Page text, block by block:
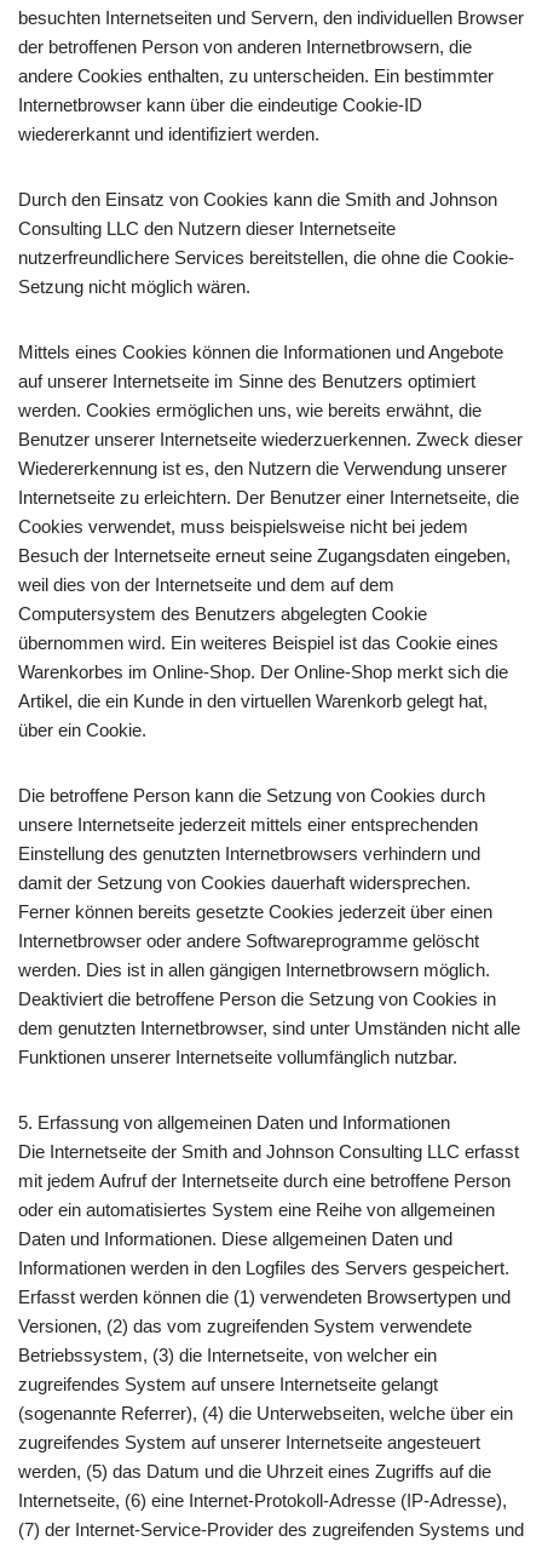
besuchten Internetseiten und Servern, den individuellen Browser
der betroffenen Person von anderen Internetbrowsern, die
andere Cookies enthalten, zu unterscheiden. Ein bestimmter
Internetbrowser kann über die eindeutige Cookie-ID
wiedererkannt und identifiziert werden.
Durch den Einsatz von Cookies kann die Smith and Johnson
Consulting LLC den Nutzern dieser Internetseite
nutzerfreundlichere Services bereitstellen, die ohne die Cookie-
Setzung nicht möglich wären.
Mittels eines Cookies können die Informationen und Angebote
auf unserer Internetseite im Sinne des Benutzers optimiert
werden. Cookies ermöglichen uns, wie bereits erwähnt, die
Benutzer unserer Internetseite wiederzuerkennen. Zweck dieser
Wiedererkennung ist es, den Nutzern die Verwendung unserer
Internetseite zu erleichtern. Der Benutzer einer Internetseite, die
Cookies verwendet, muss beispielsweise nicht bei jedem
Besuch der Internetseite erneut seine Zugangsdaten eingeben,
weil dies von der Internetseite und dem auf dem
Computersystem des Benutzers abgelegten Cookie
übernommen wird. Ein weiteres Beispiel ist das Cookie eines
Warenkorbes im Online-Shop. Der Online-Shop merkt sich die
Artikel, die ein Kunde in den virtuellen Warenkorb gelegt hat,
über ein Cookie.
Die betroffene Person kann die Setzung von Cookies durch
unsere Internetseite jederzeit mittels einer entsprechenden
Einstellung des genutzten Internetbrowsers verhindern und
damit der Setzung von Cookies dauerhaft widersprechen.
Ferner können bereits gesetzte Cookies jederzeit über einen
Internetbrowser oder andere Softwareprogramme gelöscht
werden. Dies ist in allen gängigen Internetbrowsern möglich.
Deaktiviert die betroffene Person die Setzung von Cookies in
dem genutzten Internetbrowser, sind unter Umständen nicht alle
Funktionen unserer Internetseite vollumfänglich nutzbar.
5. Erfassung von allgemeinen Daten und Informationen
Die Internetseite der Smith and Johnson Consulting LLC erfasst
mit jedem Aufruf der Internetseite durch eine betroffene Person
oder ein automatisiertes System eine Reihe von allgemeinen
Daten und Informationen. Diese allgemeinen Daten und
Informationen werden in den Logfiles des Servers gespeichert.
Erfasst werden können die (1) verwendeten Browsertypen und
Versionen, (2) das vom zugreifenden System verwendete
Betriebssystem, (3) die Internetseite, von welcher ein
zugreifendes System auf unsere Internetseite gelangt
(sogenannte Referrer), (4) die Unterwebseiten, welche über ein
zugreifendes System auf unserer Internetseite angesteuert
werden, (5) das Datum und die Uhrzeit eines Zugriffs auf die
Internetseite, (6) eine Internet-Protokoll-Adresse (IP-Adresse),
(7) der Internet-Service-Provider des zugreifenden Systems und